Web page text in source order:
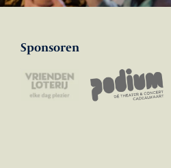
Sponsoren